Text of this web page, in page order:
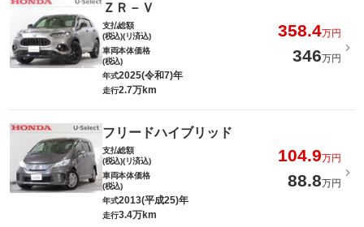
ＺＲ－Ｖ
支払総額
(税込)(リ済込)
358.4万円
車両本体価格
(税込)
346万円
年式2025(令和7)年
走行2.7万km
フリードハイブリッド
支払総額
(税込)(リ済込)
104.9万円
車両本体価格
(税込)
88.8万円
年式2013(平成25)年
走行3.4万km